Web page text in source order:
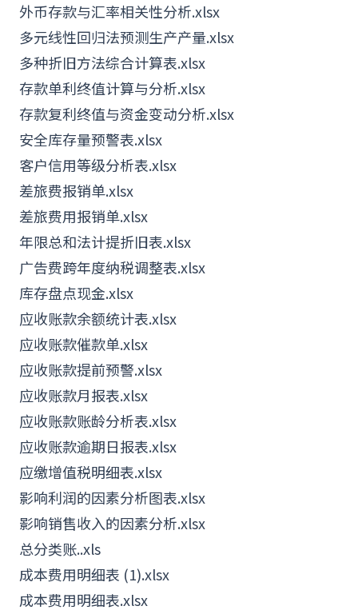
外币存款与汇率相关性分析.xlsx
多元线性回归法预测生产产量.xlsx
多种折旧方法综合计算表.xlsx
存款单利终值计算与分析.xlsx
存款复利终值与资金变动分析.xlsx
安全库存量预警表.xlsx
客户信用等级分析表.xlsx
差旅费报销单.xlsx
差旅费用报销单.xlsx
年限总和法计提折旧表.xlsx
广告费跨年度纳税调整表.xlsx
库存盘点现金.xlsx
应收账款余额统计表.xlsx
应收账款催款单.xlsx
应收账款提前预警.xlsx
应收账款月报表.xlsx
应收账款账龄分析表.xlsx
应收账款逾期日报表.xlsx
应缴增值税明细表.xlsx
影响利润的因素分析图表.xlsx
影响销售收入的因素分析.xlsx
总分类账..xls
成本费用明细表 (1).xlsx
成本费用明细表.xlsx